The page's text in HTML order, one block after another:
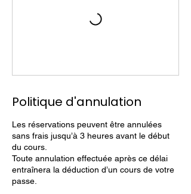
Politique d'annulation
Les réservations peuvent être annulées
sans frais jusqu’à 3 heures avant le début
du cours.
Toute annulation effectuée après ce délai
entraînera la déduction d’un cours de votre
passe.